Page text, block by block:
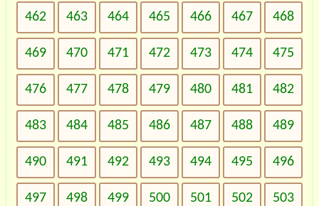
462 463 464 465 466 467 468
469 470 471 472 473 474 475
476 477 478 479 480 481 482
483 484 485 486 487 488 489
490 491 492 493 494 495 496
497 498 499 500 501 502 503